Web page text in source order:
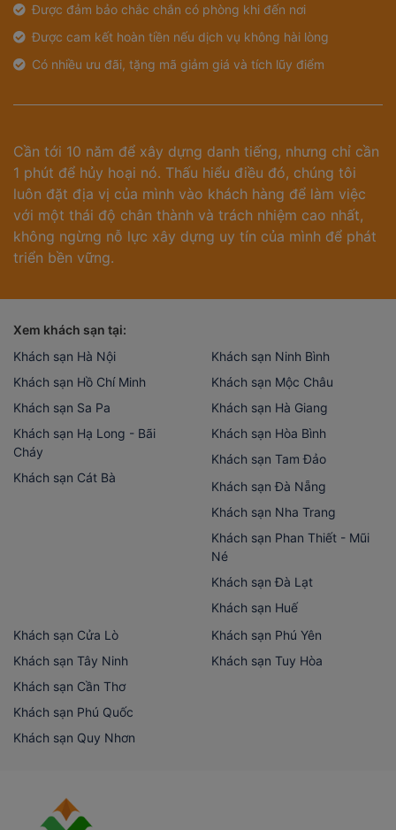
Được đảm bảo chắc chắn có phòng khi đến nơi
Được cam kết hoàn tiền nếu dịch vụ không hài lòng
Có nhiều ưu đãi, tặng mã giảm giá và tích lũy điểm
Cần tới 10 năm để xây dựng danh tiếng, nhưng chỉ cần
1 phút để hủy hoại nó. Thấu hiểu điều đó, chúng tôi
luôn đặt địa vị của mình vào khách hàng để làm việc
với một thái độ chân thành và trách nhiệm cao nhất,
không ngừng nỗ lực xây dựng uy tín của mình để phát
triển bền vững.
Xem khách sạn tại:
Khách sạn Hà Nội
Khách sạn Hồ Chí Minh
Khách sạn Sa Pa
Khách sạn Hạ Long - Bãi
Cháy
Khách sạn Cát Bà
Khách sạn Ninh Bình
Khách sạn Mộc Châu
Khách sạn Hà Giang
Khách sạn Hòa Bình
Khách sạn Tam Đảo
Khách sạn Đà Nẵng
Khách sạn Nha Trang
Khách sạn Phan Thiết - Mũi
Né
Khách sạn Đà Lạt
Khách sạn Huế
Khách sạn Cửa Lò
Khách sạn Tây Ninh
Khách sạn Cần Thơ
Khách sạn Phú Quốc
Khách sạn Quy Nhơn
Khách sạn Phú Yên
Khách sạn Tuy Hòa